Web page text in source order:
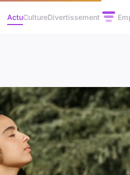
ActuCultureDivertissement